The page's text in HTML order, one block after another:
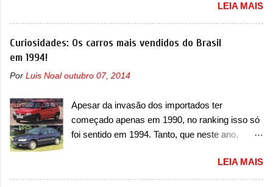
ventilação e ar-condicionado). A marca também
uma sobrecarga do microprocessador do
poderá causar a perda de força motriz,
requerendo a atualização do software do
modulo de...
oficialmente a nova Strada, que aparece com
mudanças visuais e com uma nova opção de
motor. Depois da picape compacta receber o
motor 1.0 12v Turbo Flex, conhecido como
Strada soube ser mutável com avanços
importantes que a concorrência nunca
conseguiu acompanhar e agora ela abre uma
LEIA MAIS
Curiosidades: Os carros mais vendidos do Brasil
em 1994!
Por Luis Noal outubro 07, 2014
Apesar da invasão dos importados ter
começado apenas em 1990, no ranking isso só
foi sentido em 1994. Tanto, que neste ano,
começar pelo Chevrolet Corsa, o mais
destacado deles no ranking que perdurou no
LEIA MAIS